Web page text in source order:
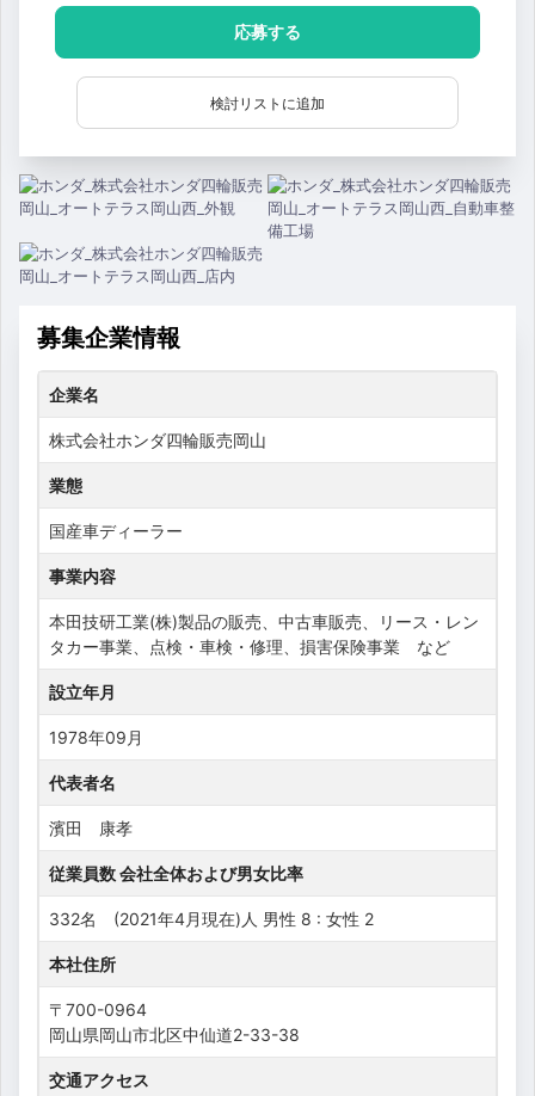
応募する
検討リストに追加
募集企業情報
企業名
株式会社ホンダ四輪販売岡山
業態
国産車ディーラー
事業内容
本田技研工業(株)製品の販売、中古車販売、リース・レン
タカー事業、点検・車検・修理、損害保険事業 など
設立年月
1978年09月
代表者名
濱田 康孝
従業員数 会社全体および男女比率
332名 (2021年4月現在)人 男性 8 : 女性 2
本社住所
〒700-0964
岡山県岡山市北区中仙道2-33-38
交通アクセス